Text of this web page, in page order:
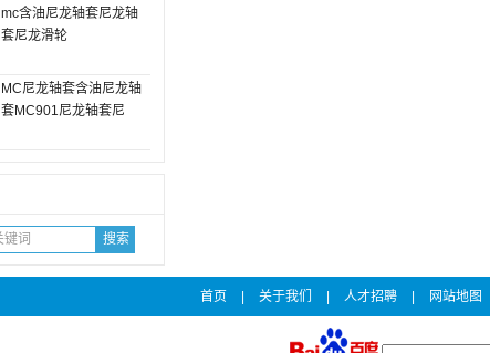
mc含油尼龙轴套尼龙轴
套尼龙滑轮
MC尼龙轴套含油尼龙轴
套MC901尼龙轴套尼
首页 关于我们 人才招聘 网站地图